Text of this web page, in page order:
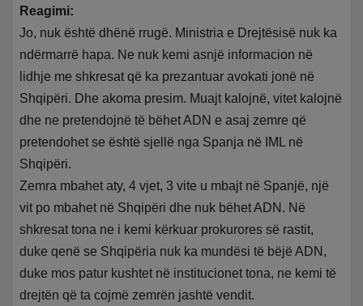
Reagimi:
Jo, nuk është dhënë rrugë. Ministria e Drejtësisë nuk ka
ndërmarrë hapa. Ne nuk kemi asnjë informacion në
lidhje me shkresat që ka prezantuar avokati jonë në
Shqipëri. Dhe akoma presim. Muajt kalojnë, vitet kalojnë
dhe ne pretendojnë të bëhet ADN e asaj zemre që
pretendohet se është sjellë nga Spanja në IML në
Shqipëri.
Zemra mbahet aty, 4 vjet, 3 vite u mbajt në Spanjë, një
vit po mbahet në Shqipëri dhe nuk bëhet ADN. Në
shkresat tona ne i kemi kërkuar prokurores së rastit,
duke qenë se Shqipëria nuk ka mundësi të bëjë ADN,
duke mos patur kushtet në institucionet tona, ne kemi të
drejtën që ta cojmë zemrën jashtë vendit.